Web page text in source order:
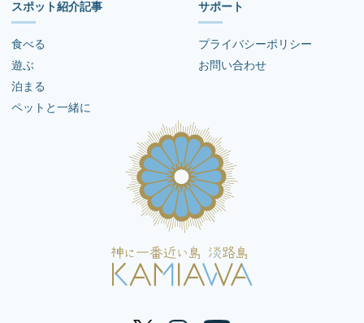
スポット紹介記事
食べる
遊ぶ
泊まる
ペットと一緒に
サポート
プライバシーポリシー
お問い合わせ